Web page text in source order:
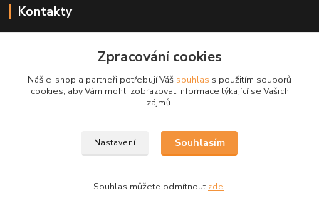
Kontakty
+ 420 608 777 028
obchod@golemreklama.cz
Zpracování cookies
Náš e-shop a partneři potřebují Váš souhlas s použitím souborů
cookies, aby Vám mohli zobrazovat informace týkající se Vašich
zájmů.
Nastavení Souhlasím
Souhlas můžete odmítnout zde.